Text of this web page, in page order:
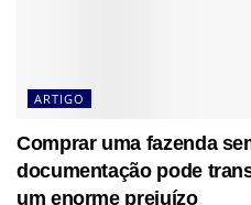
ARTIGO
Comprar uma fazenda
documentação pode
um enorme prejuízo